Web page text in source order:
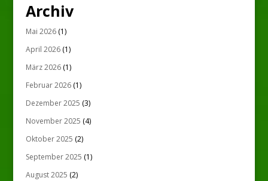
Archiv
Mai 2026(1)
April 2026(1)
März 2026(1)
Februar 2026(1)
Dezember 2025 (3)
November 2025 (4)
Oktober 2025 (2)
September 2025 (1)
August 2025 (2)